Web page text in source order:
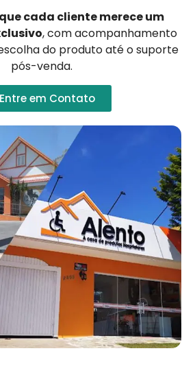
cada cliente merece um
, com acompanhamento
do produto até o suporte
pós-venda.
Entre em Contato